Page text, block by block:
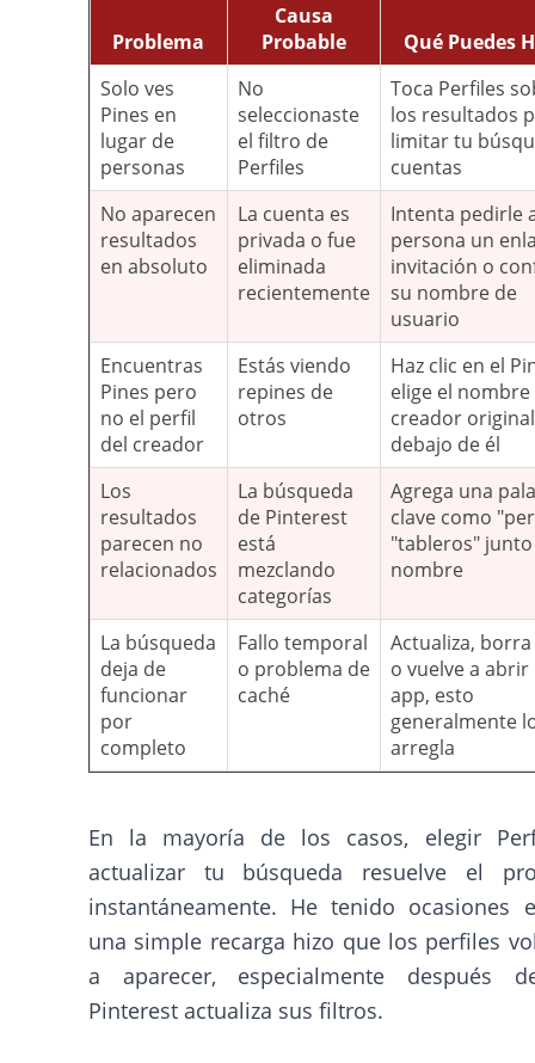
Problema
Causa
Probable
Qué Puedes
Solo ves
Pines en
lugar de
personas
No
seleccionaste
el filtro de
Perfiles
Toca Perfiles
los resultados
limitar tu
cuentas
No aparecen
resultados
en absoluto
La cuenta es
privada o fue
eliminada
recientemente
Intenta pedirle
persona un
invitación o
su nombre de
usuario
Encuentras
Pines pero
no el perfil
del creador
Estás viendo
repines de
otros
Haz clic en el
elige el nombre
creador original
debajo de él
Los
resultados
parecen no
relacionados
La búsqueda
de Pinterest
está
mezclando
categorías
Agrega una
clave como
"tableros"
nombre
La búsqueda
deja de
funcionar
por
completo
Fallo temporal
o problema de
caché
Actualiza,
o vuelve a abrir
app, esto
generalmente
arregla
En la mayoría de los casos, elegir
actualizar tu búsqueda resuelve el
instantáneamente. He tenido ocasiones
una simple recarga hizo que los perfiles
a aparecer, especialmente después
Pinterest actualiza sus filtros.